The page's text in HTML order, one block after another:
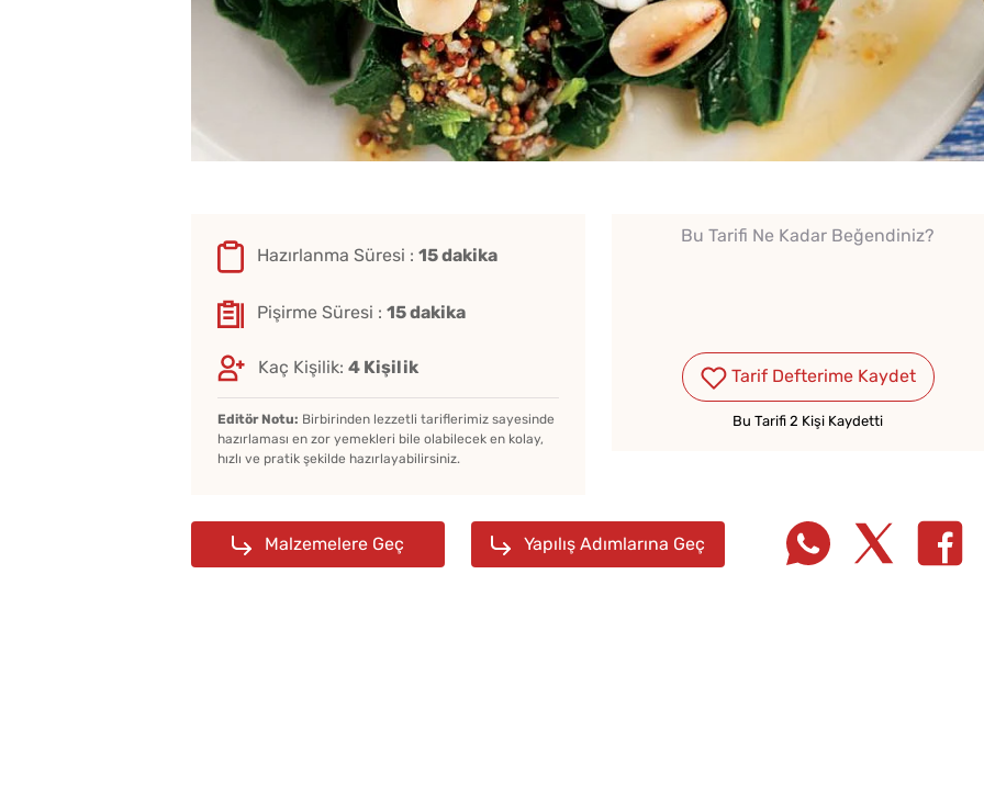
Hazırlanma Süresi : 15 dakika
Pişirme Süresi : 15 dakika
Kaç Kişilik: 4 Kişilik
Editör Notu: Birbirinden lezzetli tariflerimiz sayesinde
hazırlaması en zor yemekleri bile olabilecek en kolay,
hızlı ve pratik şekilde hazırlayabilirsiniz.
Bu Tarifi Ne Kadar Beğendiniz?
Tarif Defterime Kaydet
Bu Tarifi 2 Kişi Kaydetti
Malzemelere Geç Yapılış Adımlarına Geç
Kışlık Domates Sosunun
İçine Ne Konur?
Nasıl Saklanır?
Tek